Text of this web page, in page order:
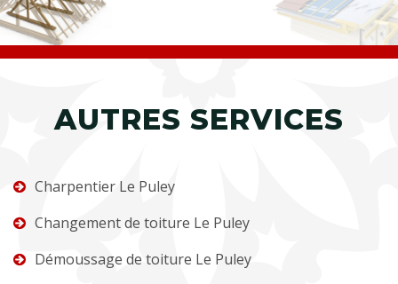
AUTRES SERVICES
Charpentier Le Puley
Changement de toiture Le Puley
Démoussage de toiture Le Puley